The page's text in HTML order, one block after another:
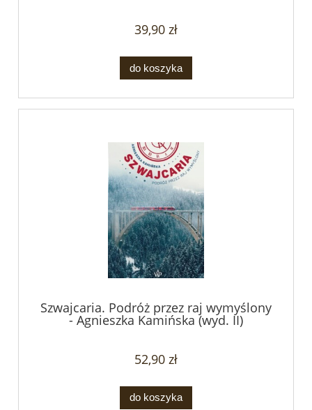
39,90 zł
do koszyka
Szwajcaria. Podróż przez raj wymyślony
- Agnieszka Kamińska (wyd. II)
52,90 zł
do koszyka